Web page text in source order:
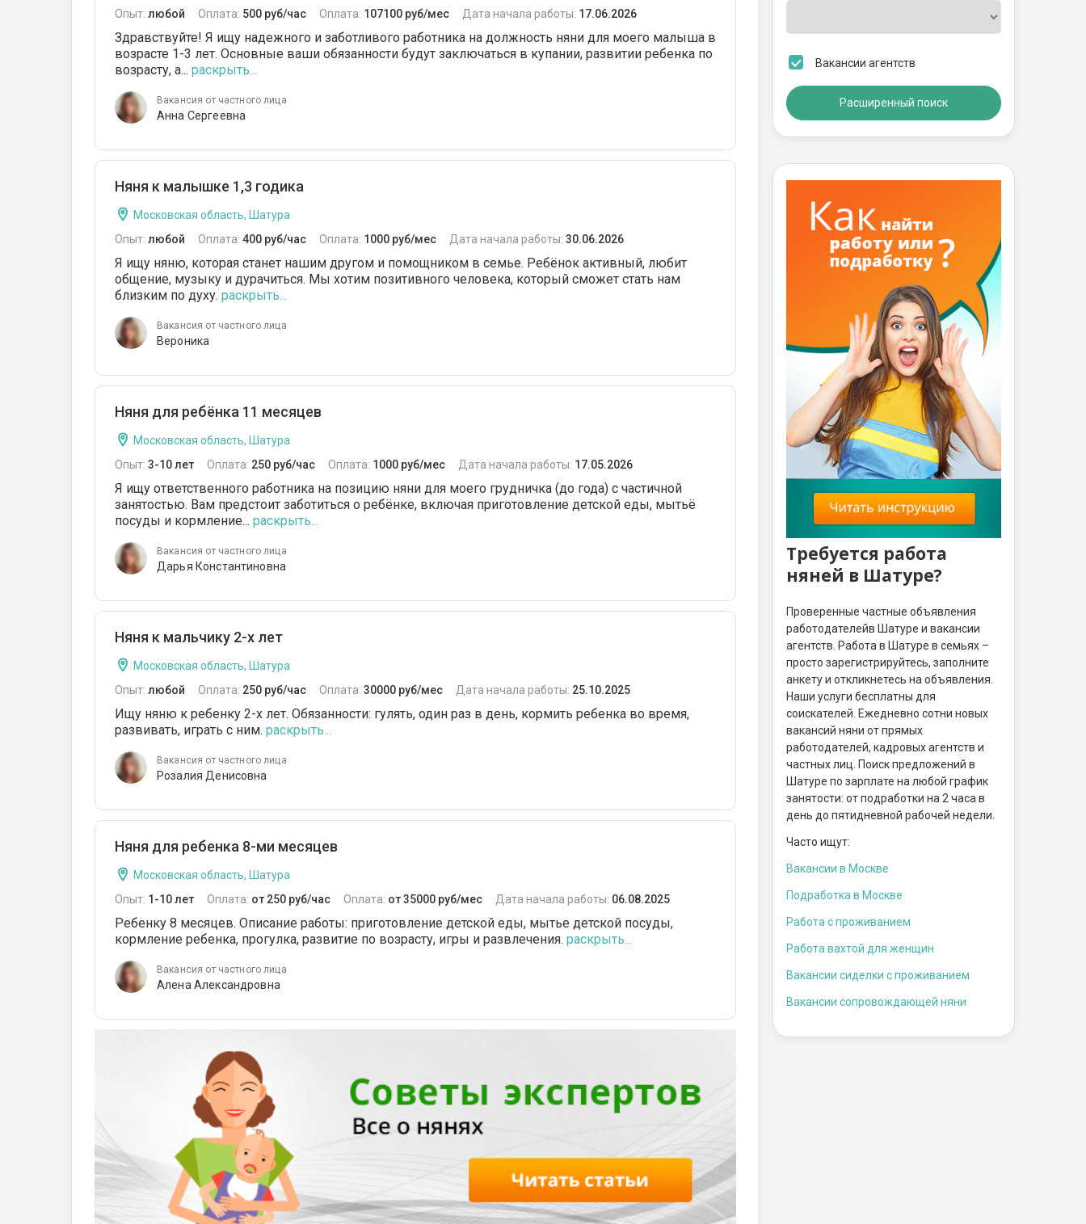
Опыт: любой Оплата: 500 руб/час Оплата: 107100 руб/мес Дата начала работы: 17.06.2026
Здравствуйте! Я ищу надежного и заботливого работника на должность няни для моего малыша в
возрасте 1-3 лет. Основные ваши обязанности будут заключаться в купании, развитии ребенка по
возрасту, а... раскрыть...
Вакансия от частного лица
Анна Сергеевна
Няня к малышке 1,3 годика
Московская область, Шатура
Опыт: любой Оплата: 400 руб/час Оплата: 1000 руб/мес Дата начала работы: 30.06.2026
Я ищу няню, которая станет нашим другом и помощником в семье. Ребёнок активный, любит
общение, музыку и дурачиться. Мы хотим позитивного человека, который сможет стать нам
близким по духу. раскрыть...
Вакансия от частного лица
Вероника
Няня для ребëнка 11 месяцев
Московская область, Шатура
Опыт: 3-10 лет Оплата: 250 руб/час Оплата: 1000 руб/мес Дата начала работы: 17.05.2026
Я ищу ответственного работника на позицию няни для моего грудничка (до года) с частичной
занятостью. Вам предстоит заботиться о ребёнке, включая приготовление детской еды, мытьё
посуды и кормление... раскрыть...
Вакансия от частного лица
Дарья Константиновна
Няня к мальчику 2-х лет
Московская область, Шатура
Опыт: любой Оплата: 250 руб/час Оплата: 30000 руб/мес Дата начала работы: 25.10.2025
Ищу няню к ребенку 2-х лет. Обязанности: гулять, один раз в день, кормить ребенка во время,
развивать, играть с ним. раскрыть...
Вакансия от частного лица
Розалия Денисовна
Няня для ребенка 8-ми месяцев
Московская область, Шатура
Опыт: 1-10 лет Оплата: от 250 руб/час Оплата: от 35000 руб/мес Дата начала работы: 06.08.2025
Ребенку 8 месяцев. Описание работы: приготовление детской еды, мытье детской посуды,
кормление ребенка, прогулка, развитие по возрасту, игры и развлечения. раскрыть...
Вакансия от частного лица
Алена Александровна
Вакансии агентств
Расширенный поиск
Требуется работа
няней в Шатуре?
Проверенные частные объявления
работодателейв Шатуре и вакансии
агентств. Работа в Шатуре в семьях –
просто зарегистрируйтесь, заполните
анкету и откликнетесь на объявления.
Наши услуги бесплатны для
соискателей. Ежедневно сотни новых
вакансий няни от прямых
работодателей, кадровых агентств и
частных лиц. Поиск предложений в
Шатуре по зарплате на любой график
занятости: от подработки на 2 часа в
день до пятидневной рабочей недели.
Часто ищут:
Вакансии в Москве
Подработка в Москве
Работа с проживанием
Работа вахтой для женщин
Вакансии сиделки с проживанием
Вакансии сопровождающей няни